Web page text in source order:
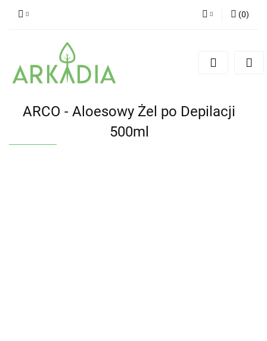
(0)
ARCO - Aloesowy Żel po Depilacji
500ml